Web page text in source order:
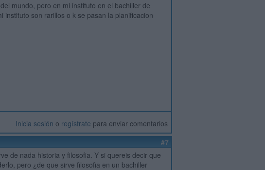
mundo, pero en mi instituto en el bachiller de
instituto son rarillos o k se pasan la planificacion
Inicia sesión o regístrate para enviar comentarios
#7
de nada historia y filosofia. Y si quereis decir que
pero ¿de que sirve filosofia en un bachiller